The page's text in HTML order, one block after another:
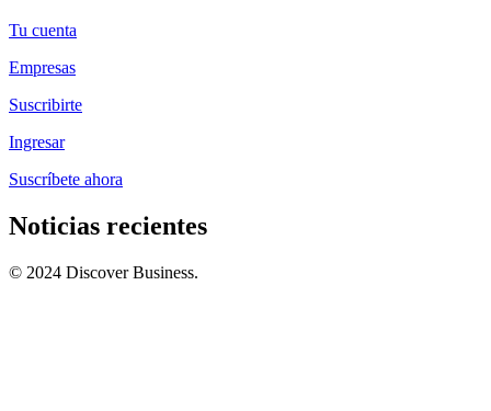
Tu cuenta
Empresas
Suscribirte
Ingresar
Suscríbete ahora
Noticias recientes
© 2024 Discover Business.